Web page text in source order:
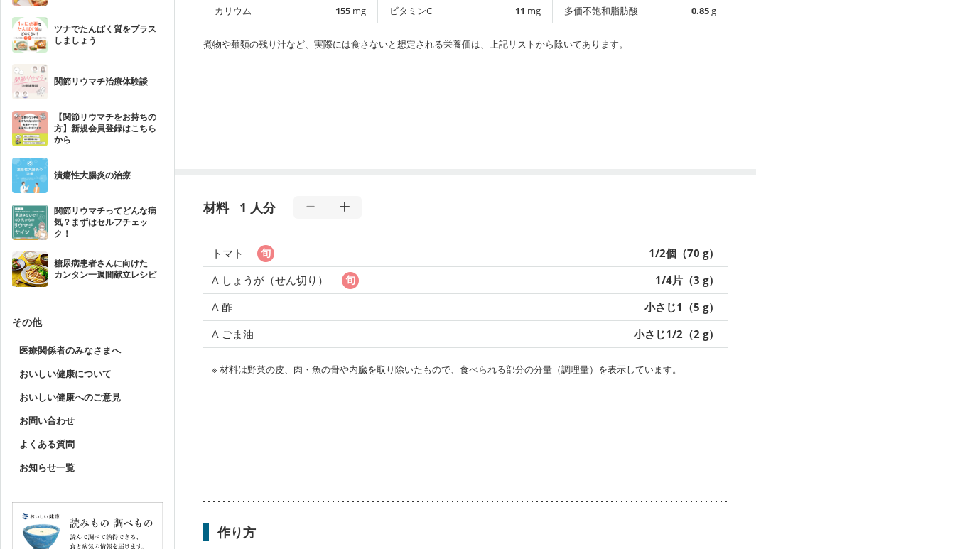
ツナでたんぱく質をプラス
しましょう
関節リウマチ治療体験談
【関節リウマチをお持ちの
方】新規会員登録はこちら
から
潰瘍性大腸炎の治療
関節リウマチってどんな病
気？まずはセルフチェッ
ク！
糖尿病患者さんに向けた
カンタン一週間献立レシピ
その他
医療関係者のみなさまへ
おいしい健康について
おいしい健康へのご意見
お問い合わせ
よくある質問
お知らせ一覧
カリウム
155 mg
ビタミンC
11 mg
多価不飽和脂肪酸
0.85g
煮物や麺類の残り汁など、実際には食さないと想定される栄養価は、上記リストから除いてあります。
材料 1 人分
トマト
1/2個（70 g）
A しょうが（せん切り）
1/4片（3 g）
A 酢
小さじ1（5 g）
A ごま油
小さじ1/2（2 g）
※ 材料は野菜の皮、肉・魚の骨や内臓を取り除いたもので、食べられる部分の分量（調理量）を表示しています。
作り方